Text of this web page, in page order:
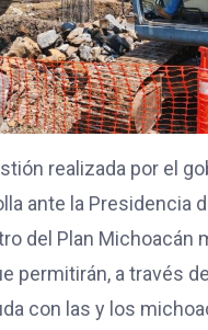
realizada por el
ante la Presidencia
del Plan Michoacán
permitirán, a través
con las y los